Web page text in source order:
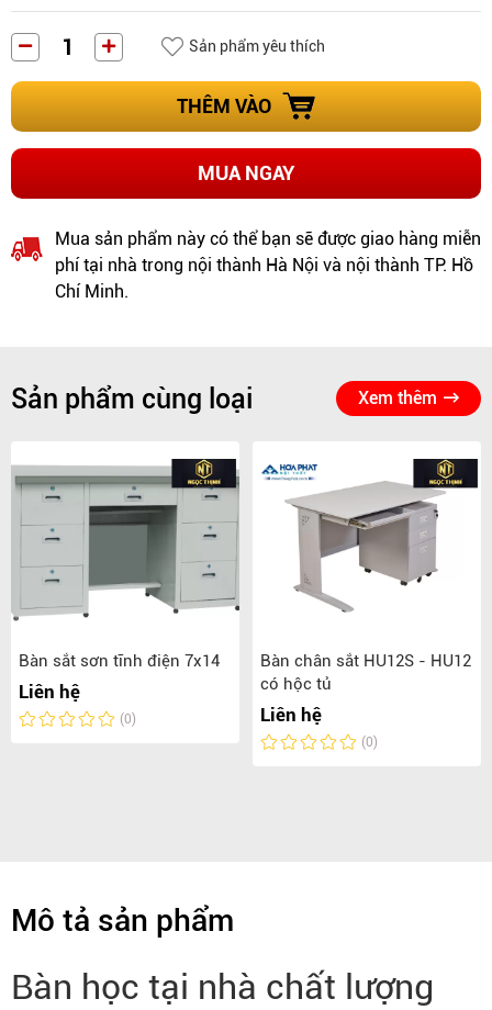
Sản phẩm yêu thích
THÊM VÀO
MUA NGAY
Mua sản phẩm này có thể bạn sẽ được giao hàng miễn
phí tại nhà trong nội thành Hà Nội và nội thành TP. Hồ
Chí Minh.
Sản phẩm cùng loại Xem thêm
Bàn sắt sơn tĩnh điện 7x14
Liên hệ
(0)
Bàn chân sắt HU12S - HU12
có hộc tủ
Liên hệ
(0)
Mô tả sản phẩm
Bàn học tại nhà chất lượng